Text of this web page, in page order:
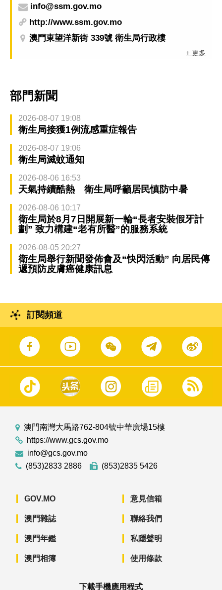
info@ssm.gov.mo
http://www.ssm.gov.mo
澳門東望洋新街 339號 衛生局行政樓
+ 更多
部門新聞
2026-08-07 19:08
衛生局接獲1例流感重症報告
2026-08-07 19:06
衛生局滅蚊通知
2026-08-06 16:53
天氣持續酷熱 衛生局呼籲居民慎防中暑
2026-08-06 10:17
衛生局於8月7日開展新一輪“長者安裝假牙計
劃” 致力構建“老有所醫”的服務系統
2026-08-05 20:27
衛生局舉行新聞發佈會及“快閃活動” 向居民傳
遞預防皮膚癌健康訊息
訂閱頻道
澳門南灣大馬路762-804號中華廣場15樓
https://www.gcs.gov.mo
info@gcs.gov.mo
(853)2833 2886
(853)2835 5426
GOV.MO
澳門雜誌
澳門年鑑
澳門相簿
意見信箱
聯絡我們
私隱聲明
使用條款
下載手機應用程式